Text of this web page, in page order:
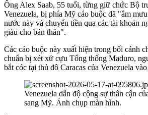
Ông Alex Saab, 55 tuổi, từng giữ chức Bộ
Venezuela, bị phía Mỹ cáo buộc đã "âm
nước này và chuyển tiền qua các tài khoản
giàu cho bản thân".
Các cáo buộc này xuất hiện trong bối cảnh
chuẩn bị xét xử cựu Tổng thống Maduro,
bắt cóc tại thủ đô Caracas của Venezuela
Venezuela dẫn độ cộng sự thân cận
sang Mỹ. Ảnh chụp màn hình.